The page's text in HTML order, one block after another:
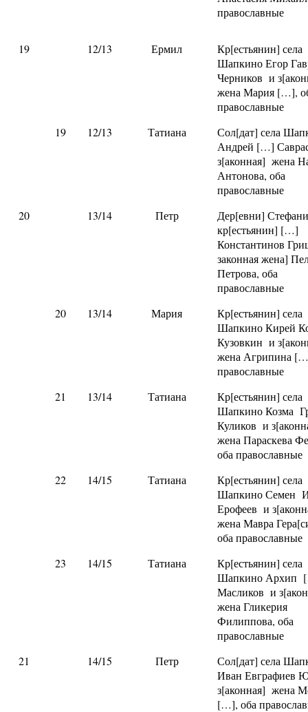
православные
19 12/13 Ермил
Кр[естьянин] села
Шапкино Егор
Черников и
жена Мария […],
православные
19
12/13 Татиана
Сол[дат] села
Андрей […]
з[аконная] жена
Антонова, оба
православные
20
13/14 Петр
Дер[евни]
кр[естьянин] […]
Константинов
законная жена]
Петрова, оба
православные
20
13/14 Мария
Кр[естьянин] села
Шапкино Кирей
Кузовкин и
жена Агрипина
православные
21
13/14 Татиана
Кр[естьянин] села
Шапкино Козма
Куликов и
жена Параскева
оба православные
22
14/15 Татиана
Кр[естьянин] села
Шапкино Семен
Ерофеев и
жена Мавра
оба православные
23
14/15 Татиана
Кр[естьянин] села
Шапкино Архип
Масликов и
жена Гликерия
Филиппова, оба
православные
21
14/15 Петр
Сол[дат] села
Иван Евграфиев
з[аконная] жена
[…], оба